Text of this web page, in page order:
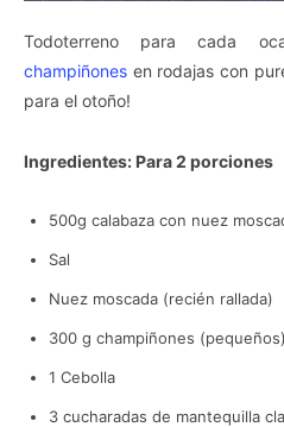
Todoterreno para cada
champiñones en rodajas con
para el otoño!
Ingredientes: Para 2 porciones
500g calabaza con nuez
Sal
Nuez moscada (recién rallada)
300 g champiñones (pequeños)
1 Cebolla
3 cucharadas de mantequilla